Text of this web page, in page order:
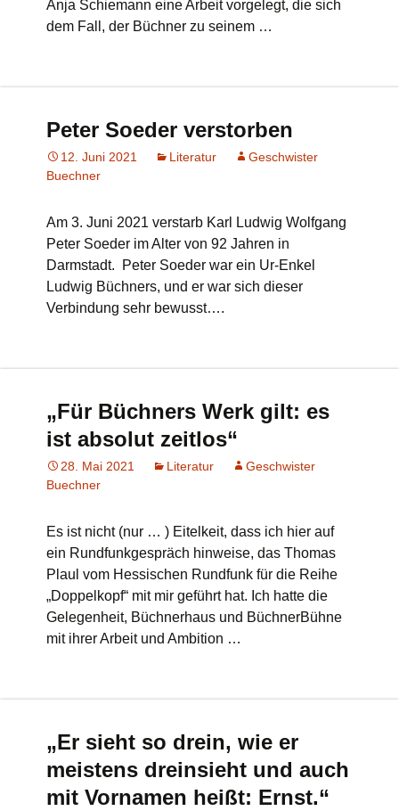
Anja Schiemann eine Arbeit vorgelegt, die sich
dem Fall, der Büchner zu seinem …
Peter Soeder verstorben
12. Juni 2021 Literatur
Geschwister
Buechner
Am 3. Juni 2021 verstarb Karl Ludwig Wolfgang
Peter Soeder im Alter von 92 Jahren in
Darmstadt. Peter Soeder war ein Ur-Enkel
Ludwig Büchners, und er war sich dieser
Verbindung sehr bewusst….
„Für Büchners Werk gilt: es
ist absolut zeitlos“
28. Mai 2021 Literatur
Geschwister
Buechner
Es ist nicht (nur … ) Eitelkeit, dass ich hier auf
ein Rundfunkgespräch hinweise, das Thomas
Plaul vom Hessischen Rundfunk für die Reihe
„Doppelkopf“ mit mir geführt hat. Ich hatte die
Gelegenheit, Büchnerhaus und BüchnerBühne
mit ihrer Arbeit und Ambition …
„Er sieht so drein, wie er
meistens dreinsieht und auch
mit Vornamen heißt: Ernst.“